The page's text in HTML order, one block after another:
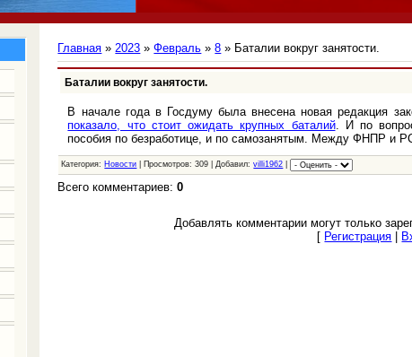
Главная »2023 » Февраль » 8 » Баталии вокруг занятости.
Баталии вокруг занятости.
В начале года в Госдуму была внесена новая редакция
показало, что стоит ожидать крупных баталий. И по
пособия по безработице, и по самозанятым. Между ФНПР и
Категория: Новости | Просмотров: 309 | Добавил:villi1962
Всего комментариев:0
Добавлять комментарии могут только
[ Регистрация